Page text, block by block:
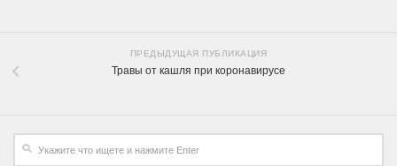
ПРЕДЫДУЩАЯ ПУБЛИКАЦИЯ
Травы от кашля при коронавирусе